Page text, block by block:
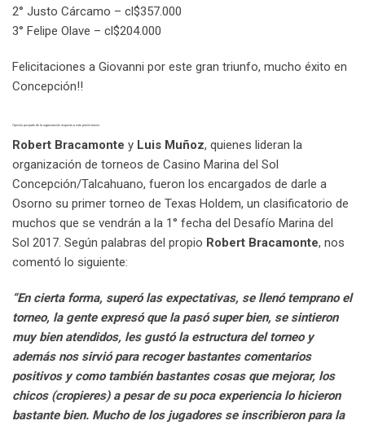
2° Justo Cárcamo – cl$357.000
3° Felipe Olave – cl$204.000
Felicitaciones a Giovanni por este gran triunfo, mucho éxito en
Concepción!!
Opinión por parte de la organización respecto a este primer torneo
Robert Bracamonte y Luis Muñoz, quienes lideran la
organización de torneos de Casino Marina del Sol
Concepción/Talcahuano, fueron los encargados de darle a
Osorno su primer torneo de Texas Holdem, un clasificatorio de
muchos que se vendrán a la 1° fecha del Desafío Marina del
Sol 2017. Según palabras del propio Robert Bracamonte, nos
comentó lo siguiente:
“En cierta forma, superó las expectativas, se llenó temprano el
torneo, la gente expresó que la pasó super bien, se sintieron
muy bien atendidos, les gustó la estructura del torneo y
además nos sirvió para recoger bastantes comentarios
positivos y como también bastantes cosas que mejorar, los
chicos (cropieres) a pesar de su poca experiencia lo hicieron
bastante bien. Mucho de los jugadores se inscribieron para la